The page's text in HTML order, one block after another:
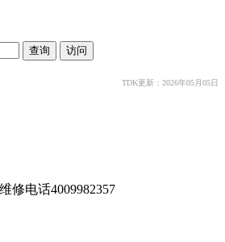
TDK更新：2026年05月05日
修电话4009982357